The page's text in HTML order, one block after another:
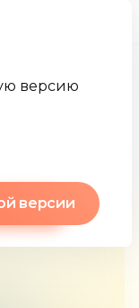
версию
версии